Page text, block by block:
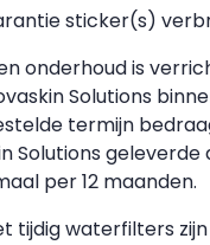
sticker(s)
onderhoud is
Solutions
termijn
Solutions geleverde
per 12 maanden.
tijdig waterfilters